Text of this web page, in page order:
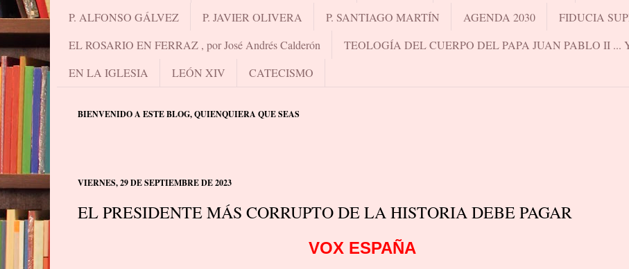
P. ALFONSO GÁLVEZ
P. JAVIER OLIVERA P. SANTIAGO MARTÍN AGENDA 2030 FIDUCIA
EL ROSARIO EN FERRAZ , por José Andrés Calderón
TEOLOGÍA DEL CUERPO DEL PAPA JUAN PABLO II ...
EN LA IGLESIA
LEÓN XIV CATECISMO
BIENVENIDO A ESTE BLOG, QUIENQUIERA QUE SEAS
VIERNES, 29 DE SEPTIEMBRE DE 2023
EL PRESIDENTE MÁS CORRUPTO DE LA HISTORIA DEBE PAGAR
VOX ESPAÑA